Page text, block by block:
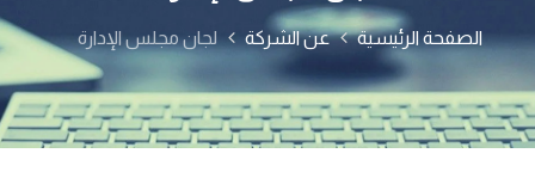
الصفحة الرئيسية عن الشركة لجان مجلس الإدارة